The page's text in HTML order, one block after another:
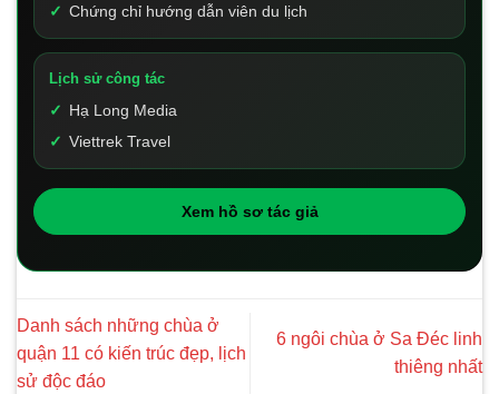
Chứng chỉ hướng dẫn viên du lịch
Lịch sử công tác
Hạ Long Media
Viettrek Travel
Xem hồ sơ tác giả
Danh sách những chùa ở
quận 11 có kiến trúc đẹp, lịch
sử độc đáo
6 ngôi chùa ở Sa Đéc linh
thiêng nhất